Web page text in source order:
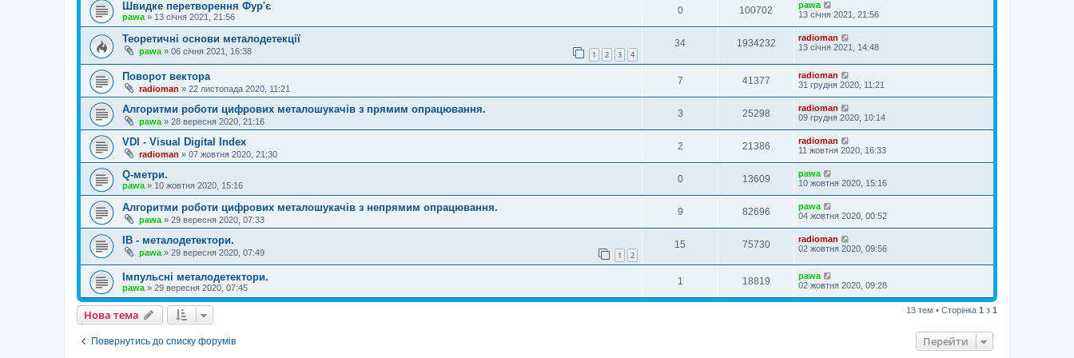
Швидке перетворення Фур'є
pawa » 13 січня 2021, 21:56
0 100702
pawa
13 січня 2021, 21:56
Теоретичні основи металодетекції
pawa » 06 січня 2021, 16:38 1 2 3 4
34 1934232
radioman
13 січня 2021, 14:48
Поворот вектора
radioman » 22 листопада 2020, 11:21
7 41377
radioman
31 грудня 2020, 11:21
Алгоритми роботи цифрових металошукачів з прямим опрацювання.
pawa » 28 вересня 2020, 21:16
3 25298
radioman
09 грудня 2020, 10:14
VDI - Visual Digital Index
radioman » 07 жовтня 2020, 21:30
2 21386
radioman
11 жовтня 2020, 16:33
Q-метри.
pawa » 10 жовтня 2020, 15:16
0 13609
pawa
10 жовтня 2020, 15:16
Алгоритми роботи цифрових металошукачів з непрямим опрацювання.
pawa » 29 вересня 2020, 07:33
9 82696
pawa
04 жовтня 2020, 00:52
IB - металодетектори.
pawa » 29 вересня 2020, 07:49 1 2
15 75730
radioman
02 жовтня 2020, 09:56
Імпульсні металодетектори.
pawa» 29 вересня 2020, 07:45
1 18819
pawa
02 жовтня 2020, 09:28
Нова тема 13 тем • Сторінка 1 з 1
Повернутись до списку форумів Перейти